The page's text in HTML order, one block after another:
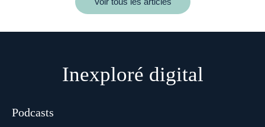
Inexploré digital
Podcasts